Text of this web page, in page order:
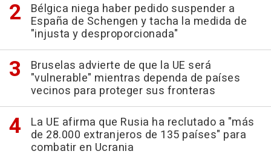
Bélgica niega haber pedido suspender a
España de Schengen y tacha la medida de
"injusta y desproporcionada"
Bruselas advierte de que la UE será
"vulnerable" mientras dependa de países
vecinos para proteger sus fronteras
La UE afirma que Rusia ha reclutado a "más
de 28.000 extranjeros de 135 países" para
combatir en Ucrania